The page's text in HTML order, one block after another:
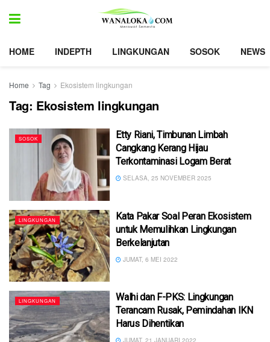
HOME INDEPTH LINGKUNGAN SOSOK NEWS
Home Tag Ekosistem lingkungan
Tag: Ekosistem lingkungan
SOSOK
Etty Riani, Timbunan Limbah
Cangkang Kerang Hijau
Terkontaminasi Logam Berat
SELASA, 25 NOVEMBER 2025
LINGKUNGAN
Kata Pakar Soal Peran Ekosistem
untuk Memulihkan Lingkungan
Berkelanjutan
JUMAT, 6 MEI 2022
LINGKUNGAN
Walhi dan F-PKS: Lingkungan
Terancam Rusak, Pemindahan IKN
Harus Dihentikan
JUMAT, 21 JANUARI 2022